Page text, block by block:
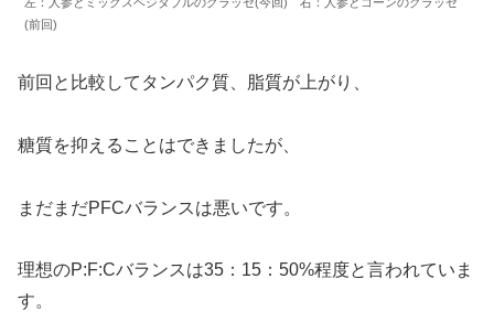
(前回)
前回と比較してタンパク質、脂質が上がり、
糖質を抑えることはできましたが、
まだまだPFCバランスは悪いです。
理想のP:F:Cバランスは35：15：50%程度と言われていま
す。